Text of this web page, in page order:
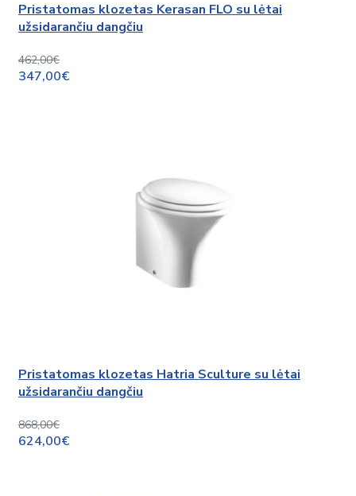
Pristatomas klozetas Kerasan FLO su lėtai
užsidarančiu dangčiu
462,00€
347,00€
Pristatomas klozetas Hatria Sculture su lėtai
užsidarančiu dangčiu
868,00€
624,00€